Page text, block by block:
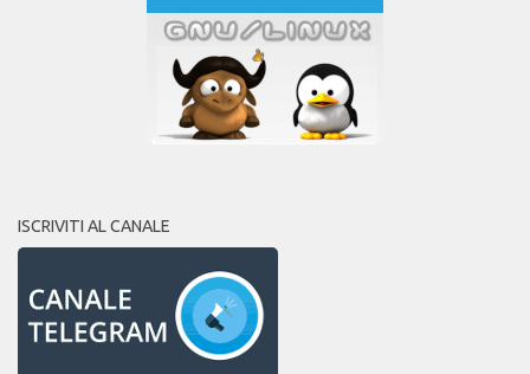
ISCRIVITI AL CANALE